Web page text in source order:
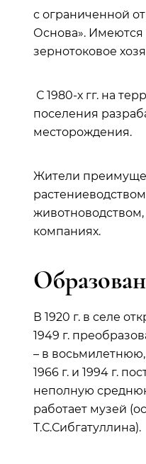
с ограниченной
Основа». Имеются
зернотоковое
С 1980-х гг. на
поселения
месторождения.
Жители
компаниях.
В 1920 г. в селе
1949 г.
– в восьмилетнюю,
1966 г. и 1994 г.
неполную
работает музей
Т.С.Сибгатуллина).